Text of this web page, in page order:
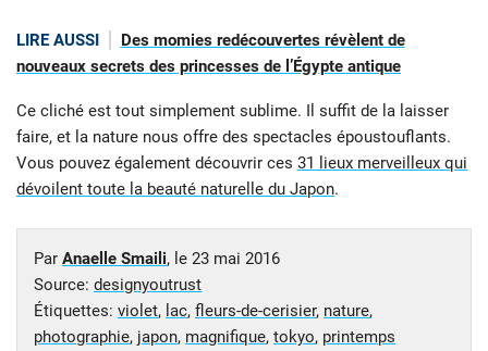
LIRE AUSSI
Des momies redécouvertes révèlent de
nouveaux secrets des princesses de l’Égypte antique
Ce cliché est tout simplement sublime. Il suffit de la laisser
faire, et la nature nous offre des spectacles époustouflants.
Vous pouvez également découvrir ces 31 lieux merveilleux qui
dévoilent toute la beauté naturelle du Japon.
Par Anaelle Smaili, le 23 mai 2016
Source: designyoutrust
Étiquettes: violet, lac, fleurs-de-cerisier, nature,
photographie, japon, magnifique, tokyo, printemps